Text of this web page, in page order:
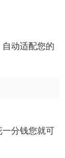
动适配您的
分钱您就可